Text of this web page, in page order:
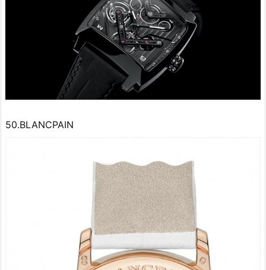
50.BLANCPAIN